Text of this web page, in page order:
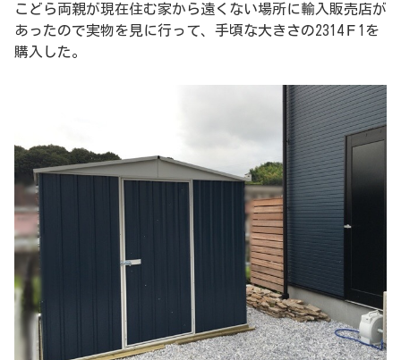
こどら両親が現在住む家から遠くない場所に輸入販売店が
あったので実物を見に行って、手頃な大きさの2314Ｆ1を
購入した。